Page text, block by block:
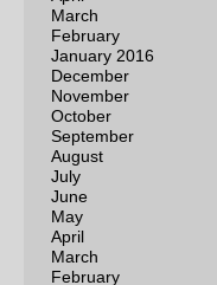
March
February
January 2016
December
November
October
September
August
July
June
May
April
March
February